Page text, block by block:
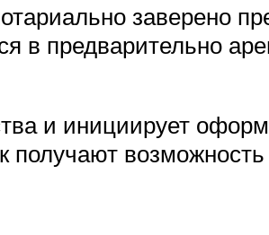
заверено
в предварительно
и инициирует